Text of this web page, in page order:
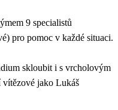
9 specialistů
pro pomoc v každé situaci.
skloubit i s vrcholovým
jako Lukáš